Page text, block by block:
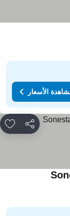
الأسعار
مشاركة